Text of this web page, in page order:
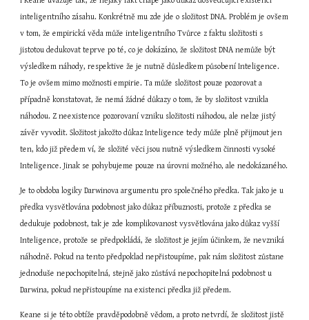
inteligentního zásahu. Konkrétně mu zde jde o složitost DNA. Problém je ovšem
v tom, že empirická věda může inteligentního Tvůrce z faktu složitosti s
jistotou dedukovat teprve po té, co je dokázáno, že složitost DNA nemůže být
výsledkem náhody, respektive že je nutně důsledkem působení Inteligence.
To je ovšem mimo možnosti empirie. Ta může složitost pouze pozorovat a
případně konstatovat, že nemá žádné důkazy o tom, že by složitost vznikla
náhodou. Z neexistence pozorovaní vzniku složitosti náhodou, ale nelze jistý
závěr vyvodit. Složitost jakožto důkaz Inteligence tedy může plně přijmout jen
ten, kdo již předem ví, že složité věci jsou nutně výsledkem činnosti vysoké
Inteligence. Jinak se pohybujeme pouze na úrovni možného, ale nedokázaného.
Je to obdoba logiky Darwinova argumentu pro společného předka. Tak jako je u
předka vysvětlována podobnost jako důkaz příbuznosti, protože z předka se
dedukuje podobnost, tak je zde komplikovanost vysvětlována jako důkaz vyšší
Inteligence, protože se předpokládá, že složitost je jejím účinkem, že nevzniká
náhodně. Pokud na tento předpoklad nepřistoupíme, pak nám složitost zůstane
jednoduše nepochopitelná, stejně jako zůstává nepochopitelná podobnost u
Darwina, pokud nepřistoupíme na existenci předka již předem.
Keane si je této obtíže pravděpodobně vědom, a proto netvrdí, že složitost jistě